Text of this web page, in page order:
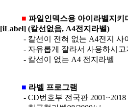
■ 파일인덱스용 아이라벨지키
[iLabel] (칼선없음, A4전지라벨)
- 칼선이 전혀 없는 A4전지 사
- 자유롭게 잘라서 사용하시고
- 칼선이 없는 A4 전지라벨
■ 라벨 프로그램
- CD번호부 전국판 2001~2018